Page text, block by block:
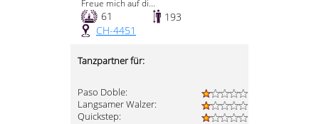
Freue mich auf di...
61
193
CH-4451
Tanzpartner für:
Paso Doble:
Langsamer Walzer:
Quickstep: